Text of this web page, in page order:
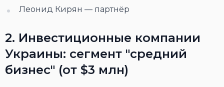
Леонид Кирян — партнёр
2. Инвестиционные компании
Украины: сегмент "средний
бизнес" (от $3 млн)